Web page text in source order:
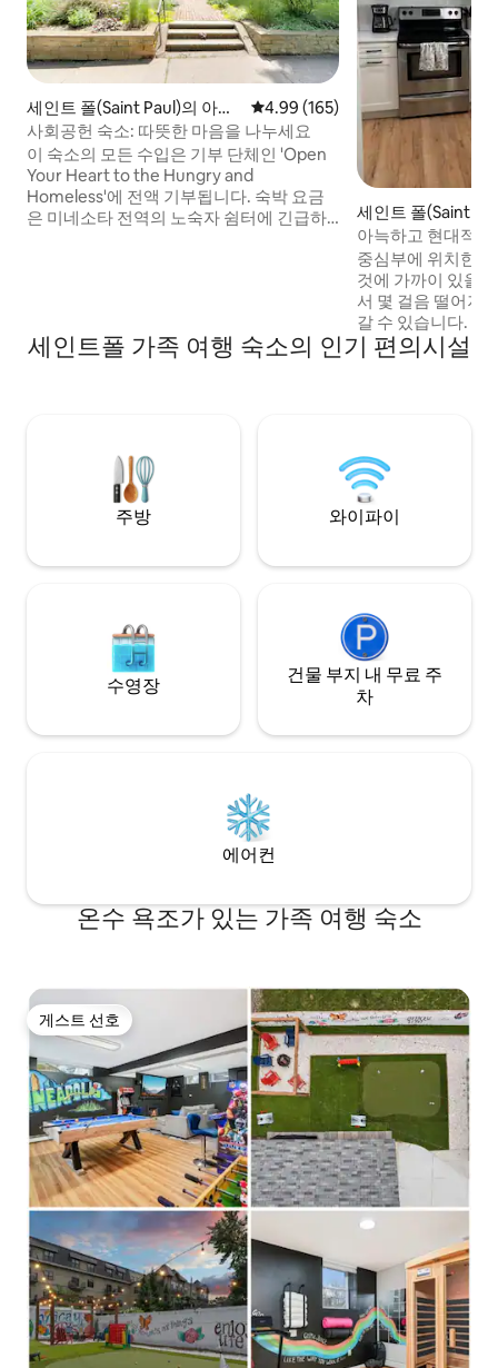
세인트 폴(Saint Paul)의 아파
트
평점 4.99점(5점 만점), 후기 165
4.99 (165)
사회공헌 숙소: 따뜻한 마음을 나누세요
이 숙소의 모든 수입은 기부 단체인 'Open
Your Heart to the Hungry and
Homeless'에 전액 기부됩니다. 숙박 요금
은 미네소타 전역의 노숙자 쉼터에 긴급하
니다. 그랜드 애비뉴의 대중교통까지 한 블
록 거리에 있습니다. 세인트폴 시내까지 버
세인트 폴(Saint
아늑하고 현대적
능. 반려동물 수수
중심부에 위치한
것에 가까이 있을
서 몇 걸음 떨어져
갈 수 있습니다. 알
립 박람회, 플란넬
프 클럽까지 도보
싸인 뒷마당에서
에 다니는 학생을
맞는 숙소!
세인트폴 가족 여행 숙소의 인기 편의시설
주방 와이파이
수영장
건물 부지 내 무료 주
차
에어컨
온수 욕조가 있는 가족 여행 숙소
게스트 선호
게스트 선호